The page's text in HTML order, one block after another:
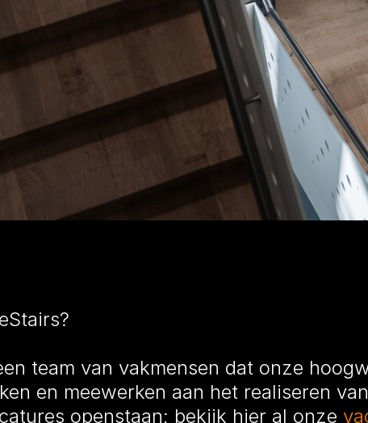
team van vakmensen dat onze
en meewerken aan het realiseren
openstaan; bekijk hier al onze